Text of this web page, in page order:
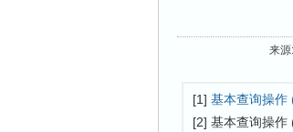
来源:
[1] 基本查询操作
[2] 基本查询操作